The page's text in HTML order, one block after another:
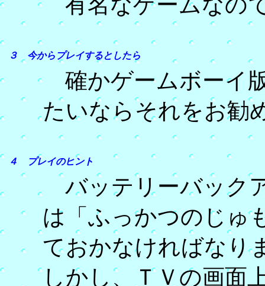
３ 今からプレイするとしたら
確かゲームボーイ
たいならそれをお勧
４ プレイのヒント
バッテリーバック
は「ふっかつのじゅ
ておかなければなり
しかし、ＴＶの画面